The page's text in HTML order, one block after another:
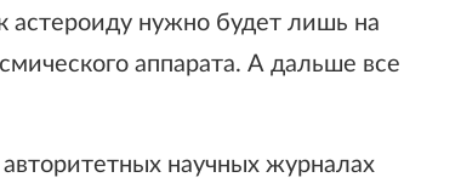
астероиду нужно будет лишь на
аппарата. А дальше все
научных журналах